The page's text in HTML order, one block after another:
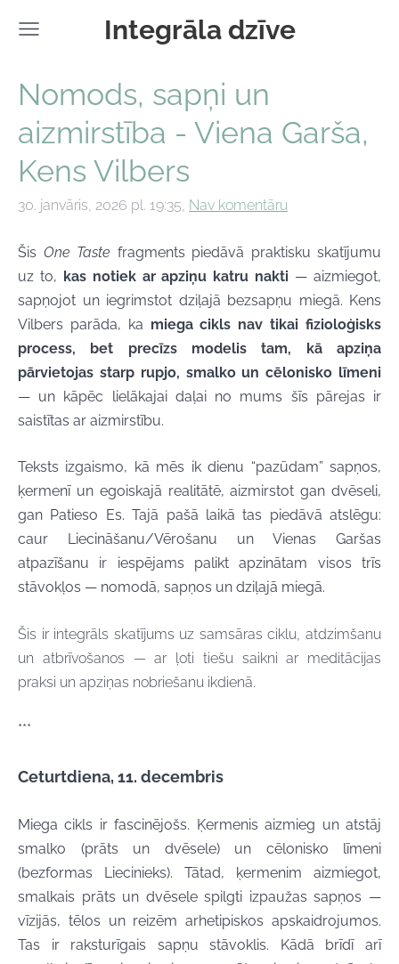
Integrāla dzīve
Nomods, sapņi un
aizmirstība - Viena Garša,
Kens Vilbers
30. janvāris, 2026 pl. 19:35, Nav komentāru
Šis One Taste fragments piedāvā praktisku skatījumu
uz to, kas notiek ar apziņu katru nakti — aizmiegot,
sapņojot un iegrimstot dziļajā bezsapņu miegā. Kens
Vilbers parāda, ka miega cikls nav tikai fizioloģisks
process, bet precīzs modelis tam, kā apziņa
pārvietojas starp rupjo, smalko un cēlonisko līmeni
— un kāpēc lielākajai daļai no mums šīs pārejas ir
saistītas ar aizmirstību.
Teksts izgaismo, kā mēs ik dienu “pazūdam” sapņos,
ķermenī un egoiskajā realitātē, aizmirstot gan dvēseli,
gan Patieso Es. Tajā pašā laikā tas piedāvā atslēgu:
caur Liecināšanu/Vērošanu un Vienas Garšas
atpazīšanu ir iespējams palikt apzinātam visos trīs
stāvokļos — nomodā, sapņos un dziļajā miegā.
Šis ir integrāls skatījums uz samsāras ciklu, atdzimšanu
un atbrīvošanos — ar ļoti tiešu saikni ar meditācijas
praksi un apziņas nobriešanu ikdienā.
***
Ceturtdiena, 11. decembris
Miega cikls ir fascinējošs. Ķermenis aizmieg un atstāj
smalko (prāts un dvēsele) un cēlonisko līmeni
(bezformas Liecinieks). Tātad, ķermenim aizmiegot,
smalkais prāts un dvēsele spilgti izpaužas sapņos —
vīzijās, tēlos un reizēm arhetipiskos apskaidrojumos.
Tas ir raksturīgais sapņu stāvoklis. Kādā brīdī arī